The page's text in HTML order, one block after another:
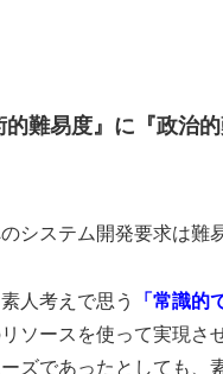
的難易度』に『政治
システム開発要求は難
人考えで思う
「常識的
ソースを使って実現さ
ズであったとしても、